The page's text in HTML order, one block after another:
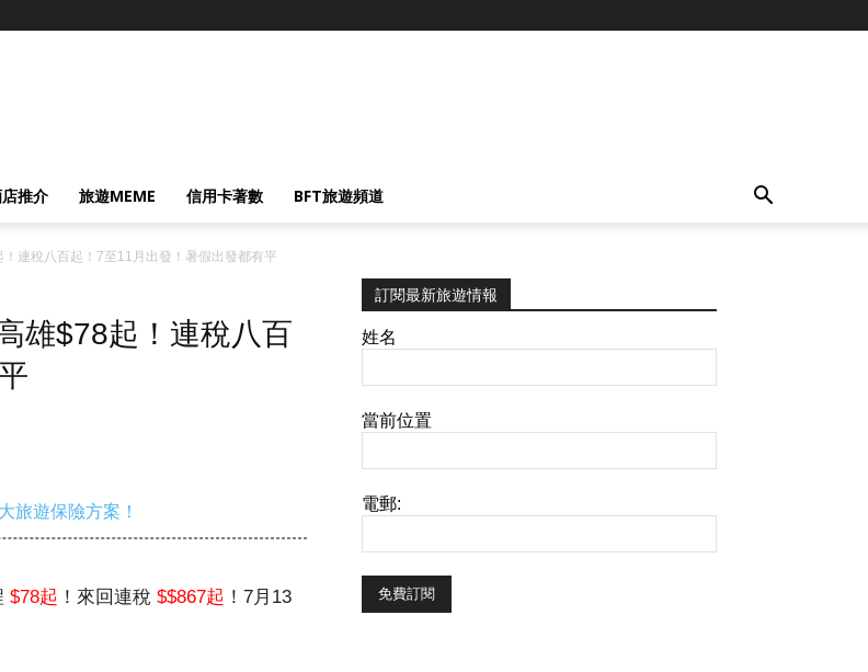
推介 旅遊MEME 信用卡著數 BFT旅遊頻道
連稅八百起！7至11月出發！暑假出發都有平
雄$78起！連稅八百
旅遊保險方案！
$78起 ！來回連稅 $$867起 ！7月13
訂閱最新旅遊情報
姓名
當前位置
電郵: